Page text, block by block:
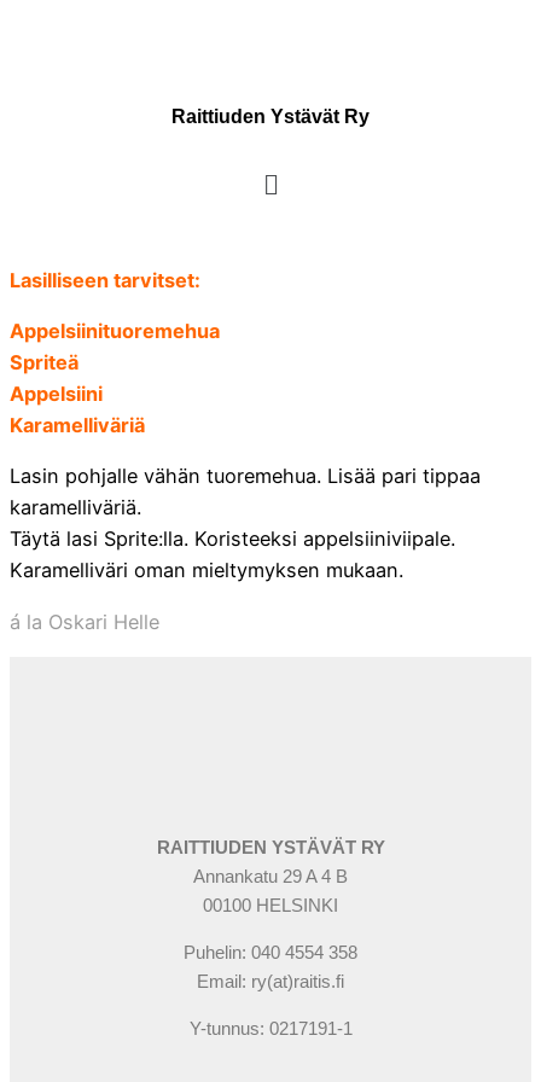
Raittiuden Ystävät Ry
Lasilliseen tarvitset:
Appelsiinituoremehua
Spriteä
Appelsiini
Karamelliväriä
Lasin pohjalle vähän tuoremehua. Lisää pari tippaa
karamelliväriä.
Täytä lasi Sprite:lla. Koristeeksi appelsiiniviipale.
Karamelliväri oman mieltymyksen mukaan.
á la Oskari Helle
RAITTIUDEN YSTÄVÄT RY
Annankatu 29 A 4 B
00100 HELSINKI
Puhelin: 040 4554 358
Email: ry(at)raitis.fi
Y-tunnus: 0217191-1